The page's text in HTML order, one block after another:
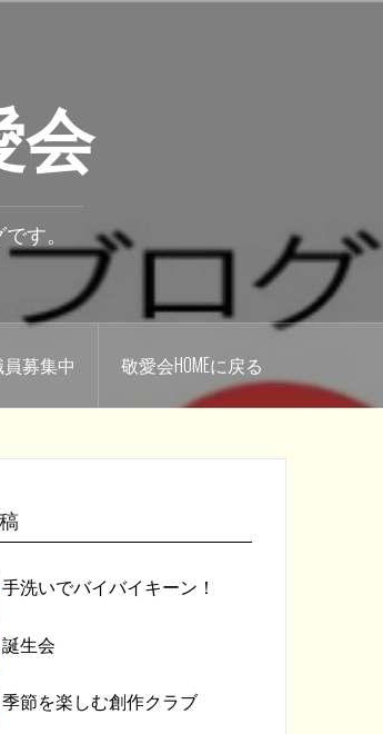
会
す。
募集中 敬愛会HOMEに戻る
手洗いでバイバイキーン！
誕生会
季節を楽しむ創作クラブ